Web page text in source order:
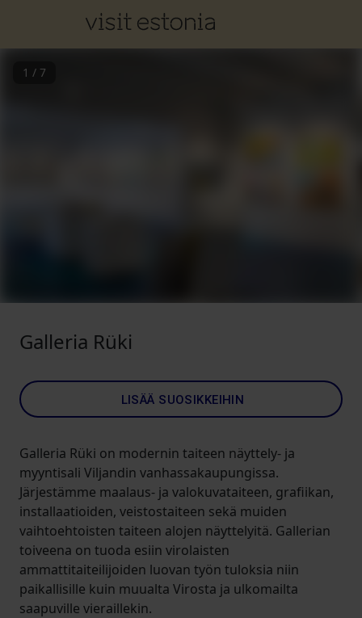
1 / 7
Galleria Rüki
LISÄÄ SUOSIKKEIHIN
Galleria Rüki on modernin taiteen näyttely- ja
myyntisali Viljandin vanhassakaupungissa.
Järjestämme maalaus- ja valokuvataiteen, grafiikan,
installaatioiden, veistostaiteen sekä muiden
vaihtoehtoisten taiteen alojen näyttelyitä. Gallerian
toiveena on tuoda esiin virolaisten
ammattitaiteilijoiden luovan työn tuloksia niin
paikallisille kuin muualta Virosta ja ulkomailta
saapuville vieraillekin.